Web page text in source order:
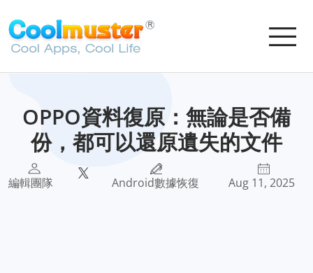
OPPO資料復原：無論是否備
份，都可以還原遺失的文件
編輯團隊 Android數據恢復 Aug 11, 2025